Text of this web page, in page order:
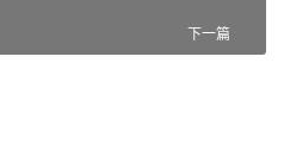
下一篇